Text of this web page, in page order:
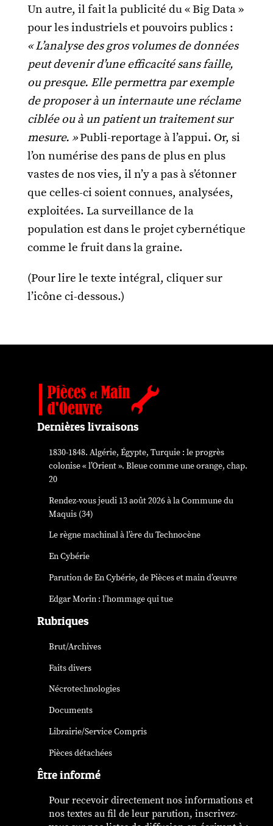
Un autre, il fait la publicité du « Big Data »
pour les industriels et pouvoirs publics :
« L’analyse des gros volumes de données
peut devenir d’une efficacité sans faille,
ou presque. Elle permettra par exemple
de proposer à un internaute une réclame
ciblée ou à un patient un traitement sur
mesure. »Publi-reportage à l’appui. Or, si
l’on numérise des pans de plus en plus
vastes de nos vies, il n’y a pas à s’étonner
que celles-ci soient connues, analysées,
exploitées. La surveillance de la
population est dans le projet cybernétique
comme le fruit dans la graine.
(Pour lire le texte intégral, cliquer sur
l’icône ci-dessous.)
Dernières livraisons
1830-1848. Algérie, Égypte, Turquie : le progrès
colonise « l’Orient ». Bleue comme une orange, chap.
20
Rendez-vous jeudi 13 août 2026 à la Commune du
Maquis (34)
Le règne machinal à l’ère du Technocène
En Cybérie
Parution deEn Cybérie, de Pièces et main d’œuvre
Edgar Morin : l’hommage qui tue
Rubriques
Brut/Archives
Faits divers
Nécrotechnologies
Documents
Librairie/Service Compris
Pièces détachées
Être informé
Pour recevoir directement nos informations et
nos textes au fil de leur parution, inscrivez-